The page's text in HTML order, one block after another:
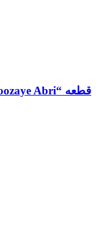
قطعه “Roozaye Abri” از “Sahoora”